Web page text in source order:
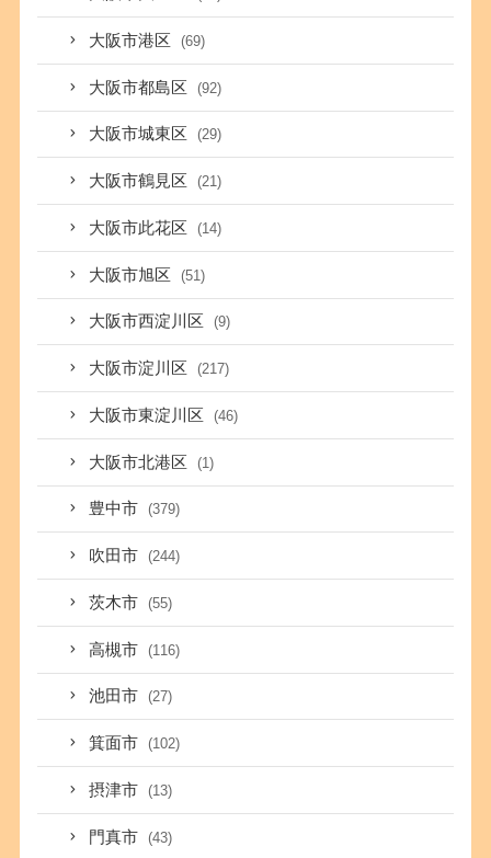
大阪市港区 (69)
大阪市都島区 (92)
大阪市城東区 (29)
大阪市鶴見区 (21)
大阪市此花区 (14)
大阪市旭区 (51)
大阪市西淀川区 (9)
大阪市淀川区 (217)
大阪市東淀川区 (46)
大阪市北港区 (1)
豊中市 (379)
吹田市 (244)
茨木市 (55)
高槻市 (116)
池田市 (27)
箕面市 (102)
摂津市 (13)
門真市 (43)